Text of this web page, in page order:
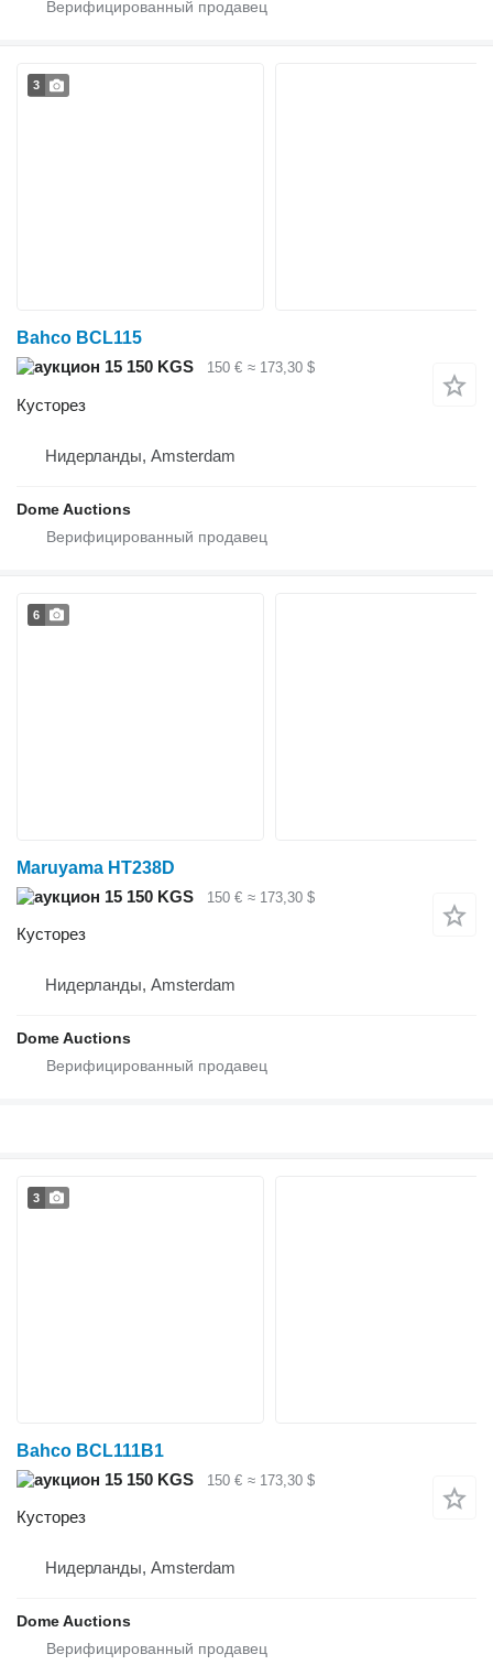
3
Bahco BCL115
15 150 KGS
150 € ≈ 173,30 $
Кусторез
Нидерланды, Amsterdam
Dome Auctions
6
Maruyama HT238D
15 150 KGS
150 € ≈ 173,30 $
Кусторез
Нидерланды, Amsterdam
Dome Auctions
3
Bahco BCL111B1
15 150 KGS
150 € ≈ 173,30 $
Кусторез
Нидерланды, Amsterdam
Dome Auctions